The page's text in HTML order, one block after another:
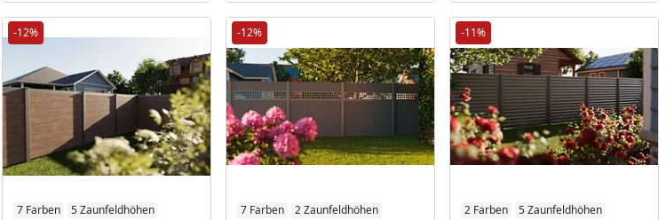
-12%
7 Farben 5 Zaunfeldhöhen
-12%
7 Farben 2 Zaunfeldhöhen
-11%
2 Farben 5 Zaunfeldhöhen